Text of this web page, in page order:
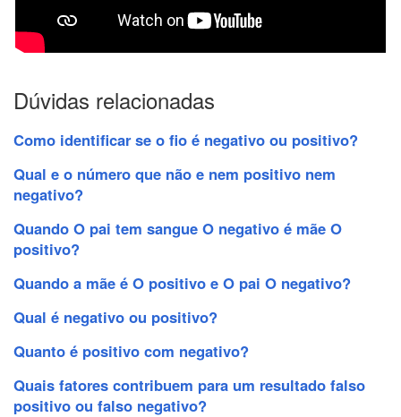
Dúvidas relacionadas
Como identificar se o fio é negativo ou positivo?
Qual e o número que não e nem positivo nem
negativo?
Quando O pai tem sangue O negativo é mãe O
positivo?
Quando a mãe é O positivo e O pai O negativo?
Qual é negativo ou positivo?
Quanto é positivo com negativo?
Quais fatores contribuem para um resultado falso
positivo ou falso negativo?